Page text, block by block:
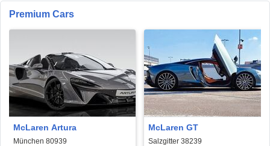
Premium Cars
McLaren Artura
München 80939
McLaren GT
Salzgitter 38239